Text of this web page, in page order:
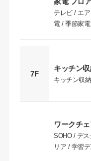
テレビ / エ
電 / 季節家
7F
キッチン
キッチン収
ワークチ
SOHO / デ
リア / 学習